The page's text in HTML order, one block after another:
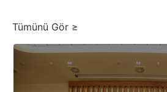
Tümünü Gör ≥